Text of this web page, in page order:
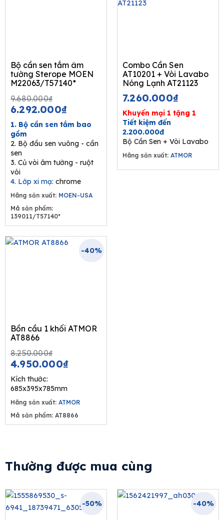
Bộ cần sen tắm âm
tường Sterope MOEN
M22063/T57140*
9.680.000₫Original
price
was:
9.680.000₫.
6.292.000₫price
is:
6.292.000₫.
1. Bộ cần sen tắm bao
gồm
2. Bộ đầu sen vuông - cần
sen
3. Củ vòi âm tường - ruột
vòi
4. Lớp xi mạ: chrome
Hãng sản xuất: MOEN-USA
Mã sản phẩm:
139011/T57140*
Combo Cần Sen
AT10201 + Vòi Lavabo
Nóng Lạnh AT21123
7.260.000₫
Khuyến mại 1 tặng 1
Tiết kiệm đến
2.200.000đ
Bộ Cần Sen + Vòi Lavabo
Hãng sản xuất: ATMOR
-40%
Bồn cầu 1 khối ATMOR
AT8866
8.250.000₫Original
price
8.250.000₫.
4.950.000₫price
Kích thước:
685x395x785mm
Hãng sản xuất: ATMOR
Mã sản phẩm: AT8866
Thường được mua cùng
-50% -40%